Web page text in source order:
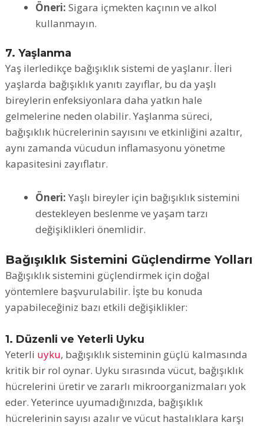
Öneri: Sigara içmekten kaçının ve alkol
kullanmayın.
7. Yaşlanma
Yaş ilerledikçe bağışıklık sistemi de yaşlanır. İleri
yaşlarda bağışıklık yanıtı zayıflar, bu da yaşlı
bireylerin enfeksiyonlara daha yatkın hale
gelmelerine neden olabilir. Yaşlanma süreci,
bağışıklık hücrelerinin sayısını ve etkinliğini azaltır,
aynı zamanda vücudun inflamasyonu yönetme
kapasitesini zayıflatır.
Öneri: Yaşlı bireyler için bağışıklık sistemini
destekleyen beslenme ve yaşam tarzı
değişiklikleri önemlidir.
Bağışıklık Sistemini Güçlendirme Yolları
Bağışıklık sistemini güçlendirmek için doğal
yöntemlere başvurulabilir. İşte bu konuda
yapabileceğiniz bazı etkili değişiklikler:
1. Düzenli ve Yeterli Uyku
Yeterli uyku, bağışıklık sisteminin güçlü kalmasında
kritik bir rol oynar. Uyku sırasında vücut, bağışıklık
hücrelerini üretir ve zararlı mikroorganizmaları yok
eder. Yeterince uyumadığınızda, bağışıklık
hücrelerinin sayısı azalır ve vücut hastalıklara karşı